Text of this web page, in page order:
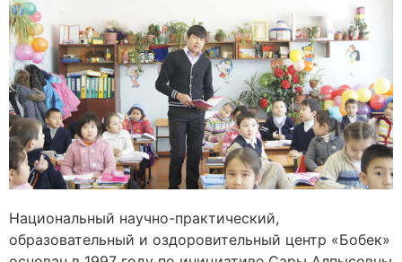
Национальный научно-практический,
образовательный и оздоровительный центр «Бобек»